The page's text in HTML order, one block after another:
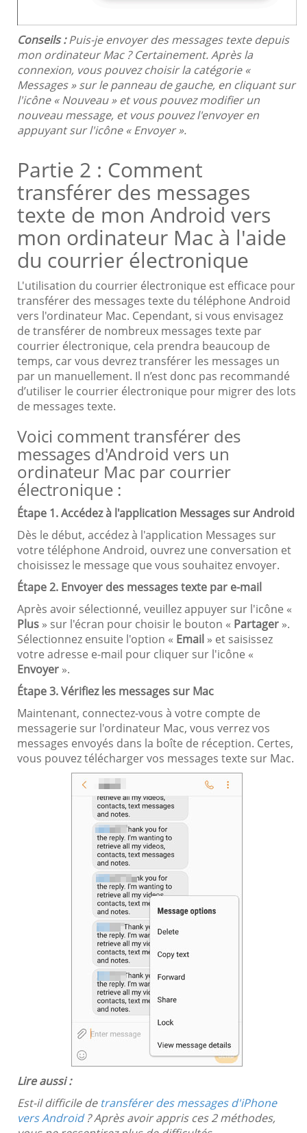
Conseils : Puis-je envoyer des messages texte depuis
mon ordinateur Mac ? Certainement. Après la
connexion, vous pouvez choisir la catégorie «
Messages » sur le panneau de gauche, en cliquant sur
l'icône « Nouveau » et vous pouvez modifier un
nouveau message, et vous pouvez l'envoyer en
appuyant sur l'icône « Envoyer ».
Partie 2 : Comment
transférer des messages
texte de mon Android vers
mon ordinateur Mac à l'aide
du courrier électronique
L'utilisation du courrier électronique est efficace pour
transférer des messages texte du téléphone Android
vers l'ordinateur Mac. Cependant, si vous envisagez
de transférer de nombreux messages texte par
courrier électronique, cela prendra beaucoup de
temps, car vous devrez transférer les messages un
par un manuellement. Il n’est donc pas recommandé
d’utiliser le courrier électronique pour migrer des lots
de messages texte.
Voici comment transférer des
messages d'Android vers un
ordinateur Mac par courrier
électronique :
Étape 1. Accédez à l'application Messages sur Android
Dès le début, accédez à l'application Messages sur
votre téléphone Android, ouvrez une conversation et
choisissez le message que vous souhaitez envoyer.
Étape 2. Envoyer des messages texte par e-mail
Après avoir sélectionné, veuillez appuyer sur l'icône «
Plus » sur l'écran pour choisir le bouton « Partager ».
Sélectionnez ensuite l'option « Email » et saisissez
votre adresse e-mail pour cliquer sur l'icône «
Envoyer ».
Étape 3. Vérifiez les messages sur Mac
Maintenant, connectez-vous à votre compte de
messagerie sur l'ordinateur Mac, vous verrez vos
messages envoyés dans la boîte de réception. Certes,
vous pouvez télécharger vos messages texte sur Mac.
Lire aussi :
Est-il difficile de transférer des messages d'iPhone
vers Android? Après avoir appris ces 2 méthodes,